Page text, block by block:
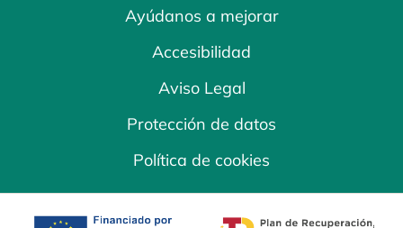
Ayúdanos a mejorar
Accesibilidad
Aviso Legal
Protección de datos
Política de cookies